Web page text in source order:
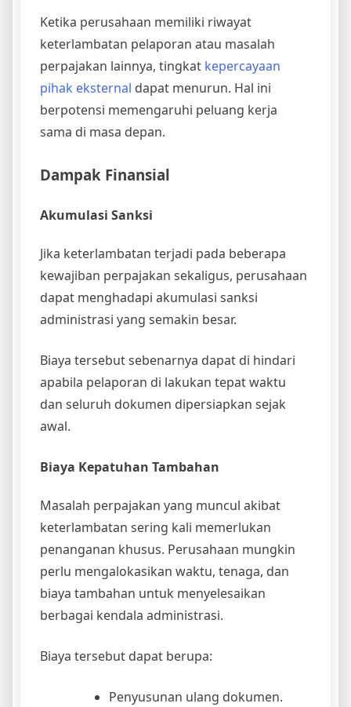
Ketika perusahaan memiliki riwayat
keterlambatan pelaporan atau masalah
perpajakan lainnya, tingkat kepercayaan
pihak eksternal dapat menurun. Hal ini
berpotensi memengaruhi peluang kerja
sama di masa depan.
Dampak Finansial
Akumulasi Sanksi
Jika keterlambatan terjadi pada beberapa
kewajiban perpajakan sekaligus, perusahaan
dapat menghadapi akumulasi sanksi
administrasi yang semakin besar.
Biaya tersebut sebenarnya dapat di hindari
apabila pelaporan di lakukan tepat waktu
dan seluruh dokumen dipersiapkan sejak
awal.
Biaya Kepatuhan Tambahan
Masalah perpajakan yang muncul akibat
keterlambatan sering kali memerlukan
penanganan khusus. Perusahaan mungkin
perlu mengalokasikan waktu, tenaga, dan
biaya tambahan untuk menyelesaikan
berbagai kendala administrasi.
Biaya tersebut dapat berupa:
Penyusunan ulang dokumen.